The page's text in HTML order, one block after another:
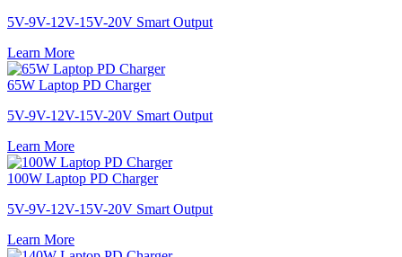
5V-9V-12V-15V-20V Smart Output
Learn More
65W Laptop PD Charger
5V-9V-12V-15V-20V Smart Output
Learn More
100W Laptop PD Charger
5V-9V-12V-15V-20V Smart Output
Learn More